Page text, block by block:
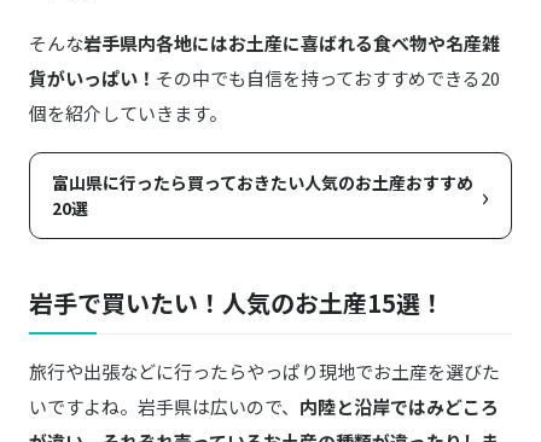
そんな岩手県内各地にはお土産に喜ばれる食べ物や名産雑
貨がいっぱい！ その中でも自信を持っておすすめできる20
個を紹介していきます。
富山県に行ったら買っておきたい人気のお土産おすすめ
20選
›
岩手で買いたい！人気のお土産15選！
旅行や出張などに行ったらやっぱり現地でお土産を選びた
いですよね。岩手県は広いので、 内陸と沿岸ではみどころ